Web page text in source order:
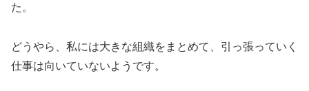
た。
どうやら、私には大きな組織をまとめて、引っ張っていく
仕事は向いていないようです。